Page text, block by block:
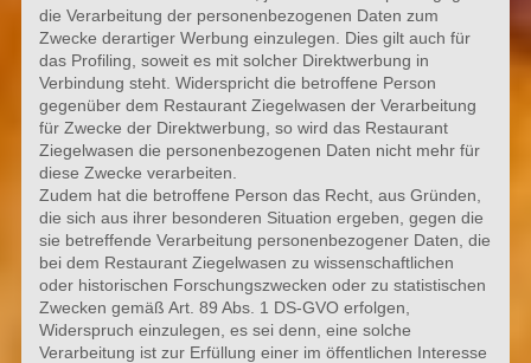
die Verarbeitung der personenbezogenen Daten zum
Zwecke derartiger Werbung einzulegen. Dies gilt auch für
das Profiling, soweit es mit solcher Direktwerbung in
Verbindung steht. Widerspricht die betroffene Person
gegenüber dem Restaurant Ziegelwasen der Verarbeitung
für Zwecke der Direktwerbung, so wird das Restaurant
Ziegelwasen die personenbezogenen Daten nicht mehr für
diese Zwecke verarbeiten.
Zudem hat die betroffene Person das Recht, aus Gründen,
die sich aus ihrer besonderen Situation ergeben, gegen die
sie betreffende Verarbeitung personenbezogener Daten, die
bei dem Restaurant Ziegelwasen zu wissenschaftlichen
oder historischen Forschungszwecken oder zu statistischen
Zwecken gemäß Art. 89 Abs. 1 DS-GVO erfolgen,
Widerspruch einzulegen, es sei denn, eine solche
Verarbeitung ist zur Erfüllung einer im öffentlichen Interesse